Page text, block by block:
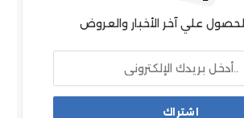
علي آخر الأخبار والعروض